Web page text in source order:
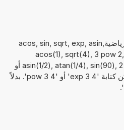
يمكن أيضًا استخدام الدوال الرياضيةacos, sin, sqrt, exp, asin,
cos, pow, tan و atan. مثال:acos(1), sqrt(4), 3 pow 2,
asin(1/2), atan(1/4), sin(90), 2 exp 3, tan(90°), cos(pi/2) أو
sin(π/2). بدلاً من '4^3' ، يمكن كتابة '4 exp 3' أو '4 pow 3'. بدلاً